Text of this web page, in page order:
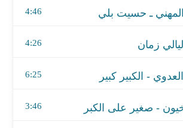
4:46
4:26
6:25
3:46
علي جاسم - حلو - مع مصطفى العبد الله
غزل - أمرك مريب
احمد جعفر - ياللي ابوك جبلك عربية